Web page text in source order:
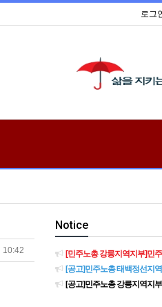
로그
10:42
Notice
[민주노총 강릉지역지부]민주노
[공고]민주노총 태백정선지
[공고]민주노총 강릉지역지